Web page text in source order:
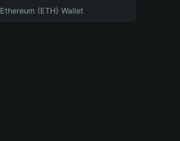
Ethereum (ETH) Wallet